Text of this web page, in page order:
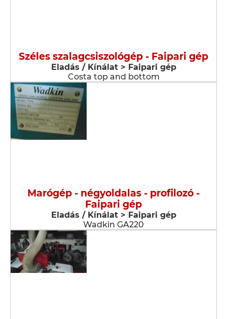
Széles szalagcsiszológép - Faipari gép
Eladás / Kínálat > Faipari gép
Costa top and bottom
Marógép - négyoldalas - profilozó -
Faipari gép
Eladás / Kínálat > Faipari gép
Wadkin GA220